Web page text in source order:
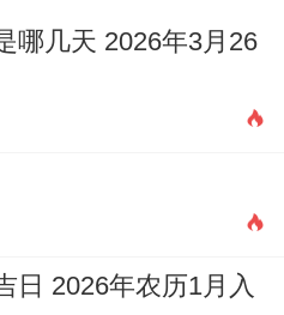
哪几天 2026年3月26
日 2026年农历1月入